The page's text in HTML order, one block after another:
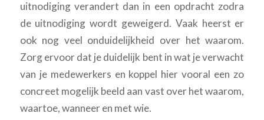
uitnodiging verandert dan in een opdracht zodra
de uitnodiging wordt geweigerd. Vaak heerst er
ook nog veel onduidelijkheid over het waarom.
Zorg ervoor dat je duidelijk bent in wat je verwacht
van je medewerkers en koppel hier vooral een zo
concreet mogelijk beeld aan vast over het waarom,
waartoe, wanneer en met wie.